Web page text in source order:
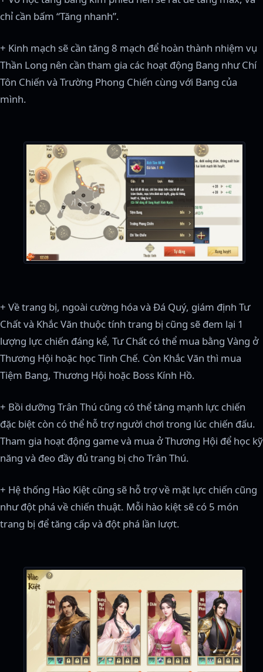
chỉ cần bấm “Tăng nhanh”.
+ Kinh mạch sẽ cần tăng 8 mạch để hoàn thành nhiệm vụ
Thần Long nên cần tham gia các hoạt động Bang như Chí
Tôn Chiến và Trường Phong Chiến cùng với Bang của
mình.
+ Về trang bị, ngoài cường hóa và Đá Quý, giám định Tư
Chất và Khắc Văn thuộc tính trang bị cũng sẽ đem lại 1
lượng lực chiến đáng kể, Tư Chất có thể mua bằng Vàng ở
Thương Hội hoặc học Tinh Chế. Còn Khắc Văn thì mua
Tiệm Bang, Thương Hội hoặc Boss Kính Hồ.
+ Bồi dưỡng Trân Thú cũng có thể tăng mạnh lực chiến
đặc biệt còn có thể hỗ trợ người chơi trong lúc chiến đấu.
Tham gia hoạt động game và mua ở Thương Hội để học kỹ
năng và đeo đầy đủ trang bị cho Trân Thú.
+ Hệ thống Hào Kiệt cũng sẽ hỗ trợ về mặt lực chiến cũng
như đột phá về chiến thuật. Mỗi hào kiệt sẽ có 5 món
trang bị để tăng cấp và đột phá lần lượt.